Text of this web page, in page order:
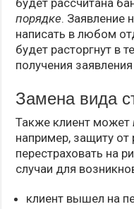
порядке. Заявление
написать в любом
будет расторгнут в
получения
Замена вида
Также клиент может
например, защиту от
перестраховать на
случаи для
клиент вышел на